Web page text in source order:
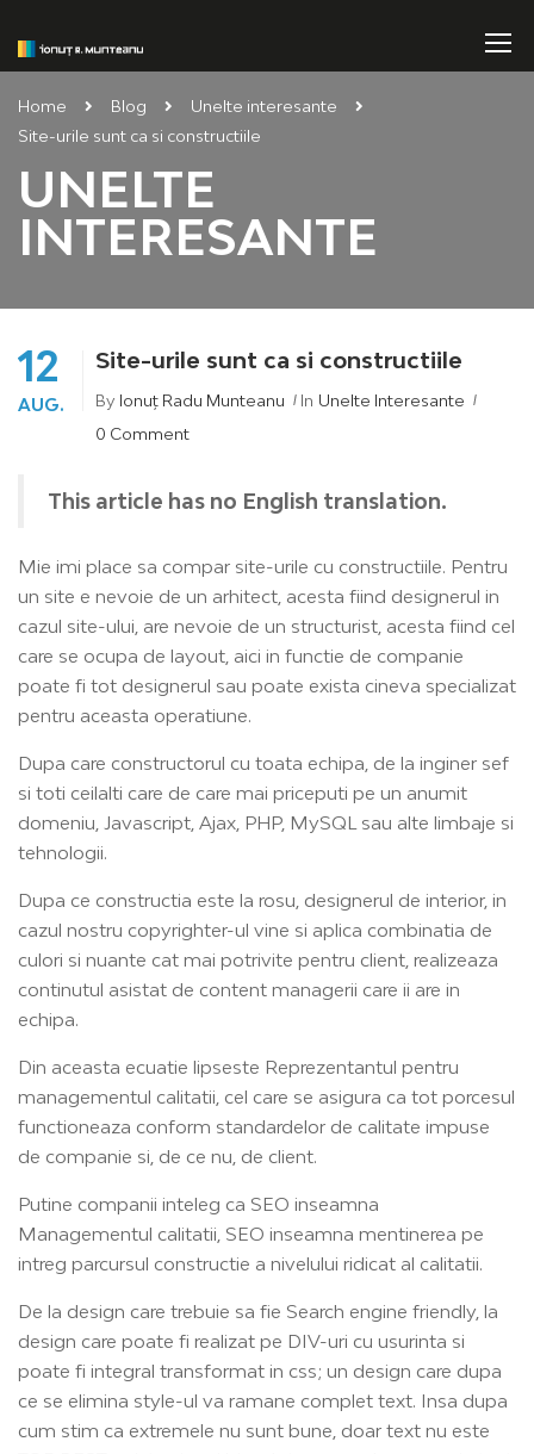
Home Blog
Unelte interesante
Site-urile sunt ca si constructiile
UNELTE
INTERESANTE
12
AUG.
Site-urile sunt ca si constructiile
By Ionuț Radu Munteanu In Unelte Interesante
0 Comment
This article has no English translation.
Mie imi place sa compar site-urile cu constructiile. Pentru
un site e nevoie de un arhitect, acesta fiind designerul in
cazul site-ului, are nevoie de un structurist, acesta fiind cel
care se ocupa de layout, aici in functie de companie
poate fi tot designerul sau poate exista cineva specializat
pentru aceasta operatiune.
Dupa care constructorul cu toata echipa, de la inginer sef
si toti ceilalti care de care mai priceputi pe un anumit
domeniu, Javascript, Ajax, PHP, MySQL sau alte limbaje si
tehnologii.
Dupa ce constructia este la rosu, designerul de interior, in
cazul nostru copyrighter-ul vine si aplica combinatia de
culori si nuante cat mai potrivite pentru client, realizeaza
continutul asistat de content managerii care ii are in
echipa.
Din aceasta ecuatie lipseste Reprezentantul pentru
managementul calitatii, cel care se asigura ca tot porcesul
functioneaza conform standardelor de calitate impuse
de companie si, de ce nu, de client.
Putine companii inteleg ca SEO inseamna
Managementul calitatii, SEO inseamna mentinerea pe
intreg parcursul constructie a nivelului ridicat al calitatii.
De la design care trebuie sa fie Search engine friendly, la
design care poate fi realizat pe DIV-uri cu usurinta si
poate fi integral transformat in css; un design care dupa
ce se elimina style-ul va ramane complet text. Insa dupa
cum stim ca extremele nu sunt bune, doar text nu este